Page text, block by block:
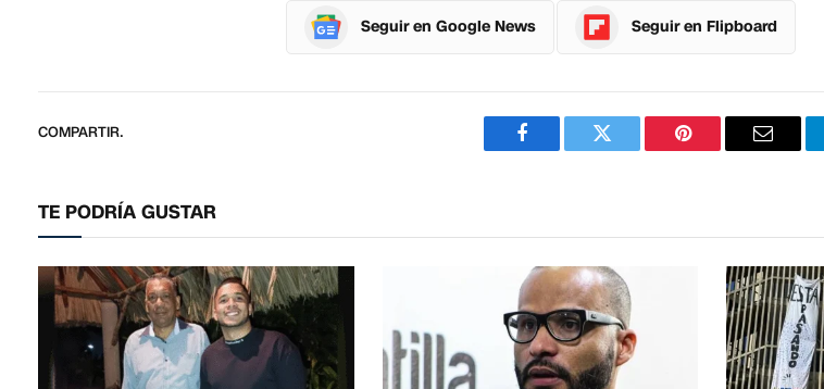
Seguir en Google News Seguir en Flipboard
COMPARTIR.
FacebookTwitter PinterestCorreo
TE PODRÍA GUSTAR